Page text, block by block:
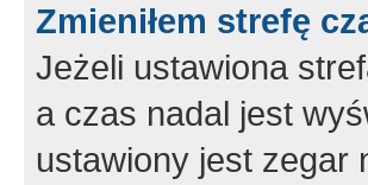
Zmieniłem strefę
Jeżeli ustawiona
a czas nadal jest
ustawiony jest zegar